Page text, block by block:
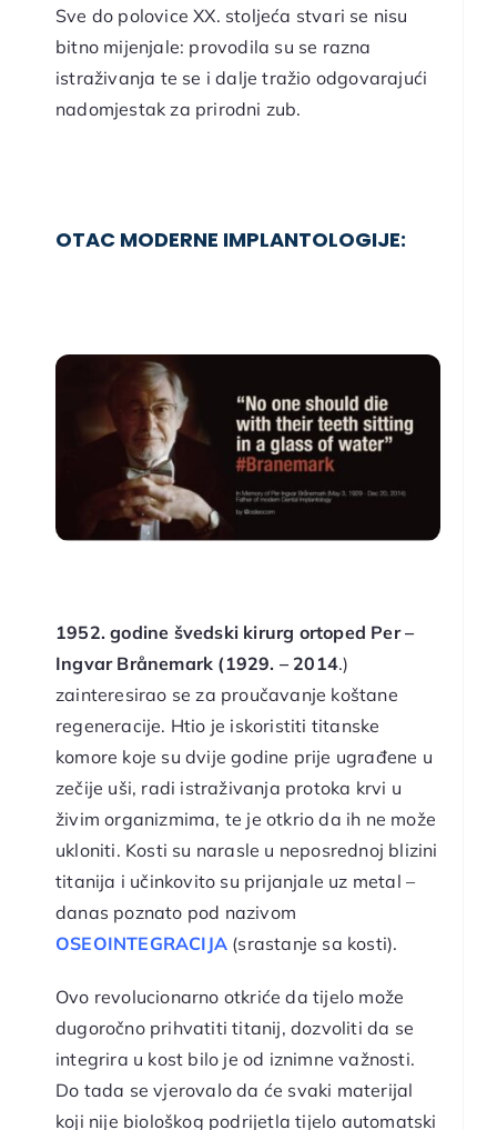
Sve do polovice XX. stoljeća stvari se nisu
bitno mijenjale: provodila su se razna
istraživanja te se i dalje tražio odgovarajući
nadomjestak za prirodni zub.
OTAC MODERNE IMPLANTOLOGIJE:
1952. godine švedski kirurg ortoped Per –
Ingvar Brånemark (1929. – 2014.)
zainteresirao se za proučavanje koštane
regeneracije. Htio je iskoristiti titanske
komore koje su dvije godine prije ugrađene u
zečije uši, radi istraživanja protoka krvi u
živim organizmima, te je otkrio da ih ne može
ukloniti. Kosti su narasle u neposrednoj blizini
titanija i učinkovito su prijanjale uz metal –
danas poznato pod nazivom
OSEOINTEGRACIJA (srastanje sa kosti).
Ovo revolucionarno otkriće da tijelo može
dugoročno prihvatiti titanij, dozvoliti da se
integrira u kost bilo je od iznimne važnosti.
Do tada se vjerovalo da će svaki materijal
koji nije biološkog podrijetla tijelo automatski